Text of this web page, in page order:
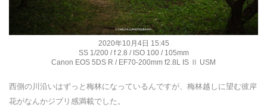
2020年10月4日 15:45
SS 1/200 / f 2.8 / ISO 100 / 105mm
Canon EOS 5DS R / EF70-200mm f2.8L IS Ⅱ USM
西側の川沿いはずっと梅林になっているんですが、梅林越しに望む彼岸
花がなんかジブリ感満載でした。